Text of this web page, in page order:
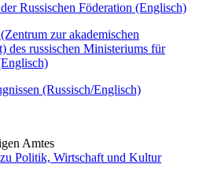
Russischen Föderation (Englisch)
zur akademischen
des russischen Ministeriums für
(Russisch/Englisch)
Amtes
Politik, Wirtschaft und Kultur